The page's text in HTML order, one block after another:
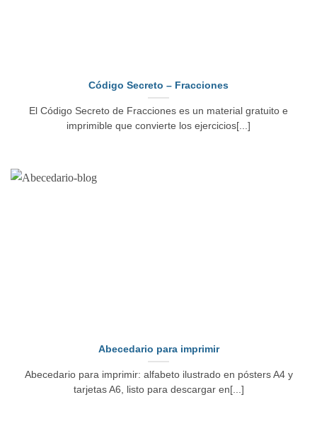
Código Secreto – Fracciones
El Código Secreto de Fracciones es un material gratuito e
imprimible que convierte los ejercicios[...]
Abecedario para imprimir
Abecedario para imprimir: alfabeto ilustrado en pósters A4 y
tarjetas A6, listo para descargar en[...]